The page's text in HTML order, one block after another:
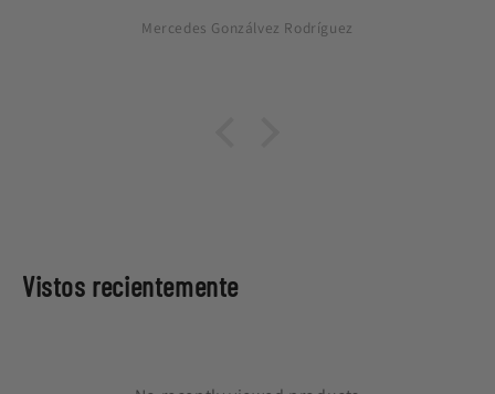
Mercedes Gonzálvez Rodríguez
Vistos recientemente